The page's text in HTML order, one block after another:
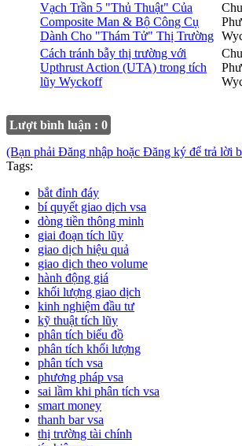
Vạch Trần 5 "Thủ Thuật" Của
Composite Man & Bộ Công Cụ
Dành Cho "Thám Tử" Thị Trường
Cách tránh bẫy thị trường với
Upthrust Action (UTA) trong tích
lũy Wyckoff
Lượt bình luận : 0
(Bạn phải Đăng nhập hoặc Đăng ký để trả lời
Tags:
bắt đỉnh đáy
bí quyết giao dịch vsa
dòng tiền thông minh
giai đoạn tích lũy
giao dịch hiệu quả
giao dịch theo volume
hành động giá
khối lượng giao dịch
kinh nghiệm đầu tư
kỹ thuật tích lũy
phân tích biểu đồ
phân tích khối lượng
phân tích vsa
phương pháp vsa
sai lầm khi phân tích vsa
smart money
thanh bar vsa
thị trường tài chính